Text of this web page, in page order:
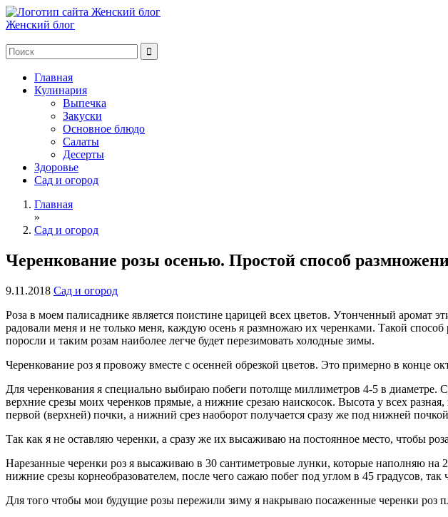
Женский блог
Главная
Кулинария
Выпечка
Закуски
Основное блюдо
Салаты
Десерты
Здоровье
Сад и огород
Главная
»
Сад и огород
Черенкование розы осенью. Простой способ
9.11.2018 Сад и огород
Роза в моем палисаднике является поистине царицей всех цветов. Утонченный аромат
радовали меня и не только меня, каждую осень я размножаю их черенками. Такой
поросли и таким розам наиболее легче будет перезимовать холодные зимы.
Черенкование роз я провожу вместе с осенней обрезкой цветов. Это примерно в конце
Для черенкования я специально выбираю побеги потолще миллиметров 4-5 в диаметре.
верхние срезы моих черенков прямые, а нижние срезаю наискосок. Высота у всех
первой (верхней) почки, а нижний срез наоборот получается сразу же под нижней
Так как я не оставляю черенки, а сразу же их высаживаю на постоянное место, чтобы
Нарезанные черенки роз я высаживаю в 30 сантиметровые лунки, которые наполняю на
нижние срезы корнеобразователем, после чего сажаю побег под углом в 45 градусов,
Для того чтобы мои будущие розы пережили зиму я накрываю посаженные черенки роз